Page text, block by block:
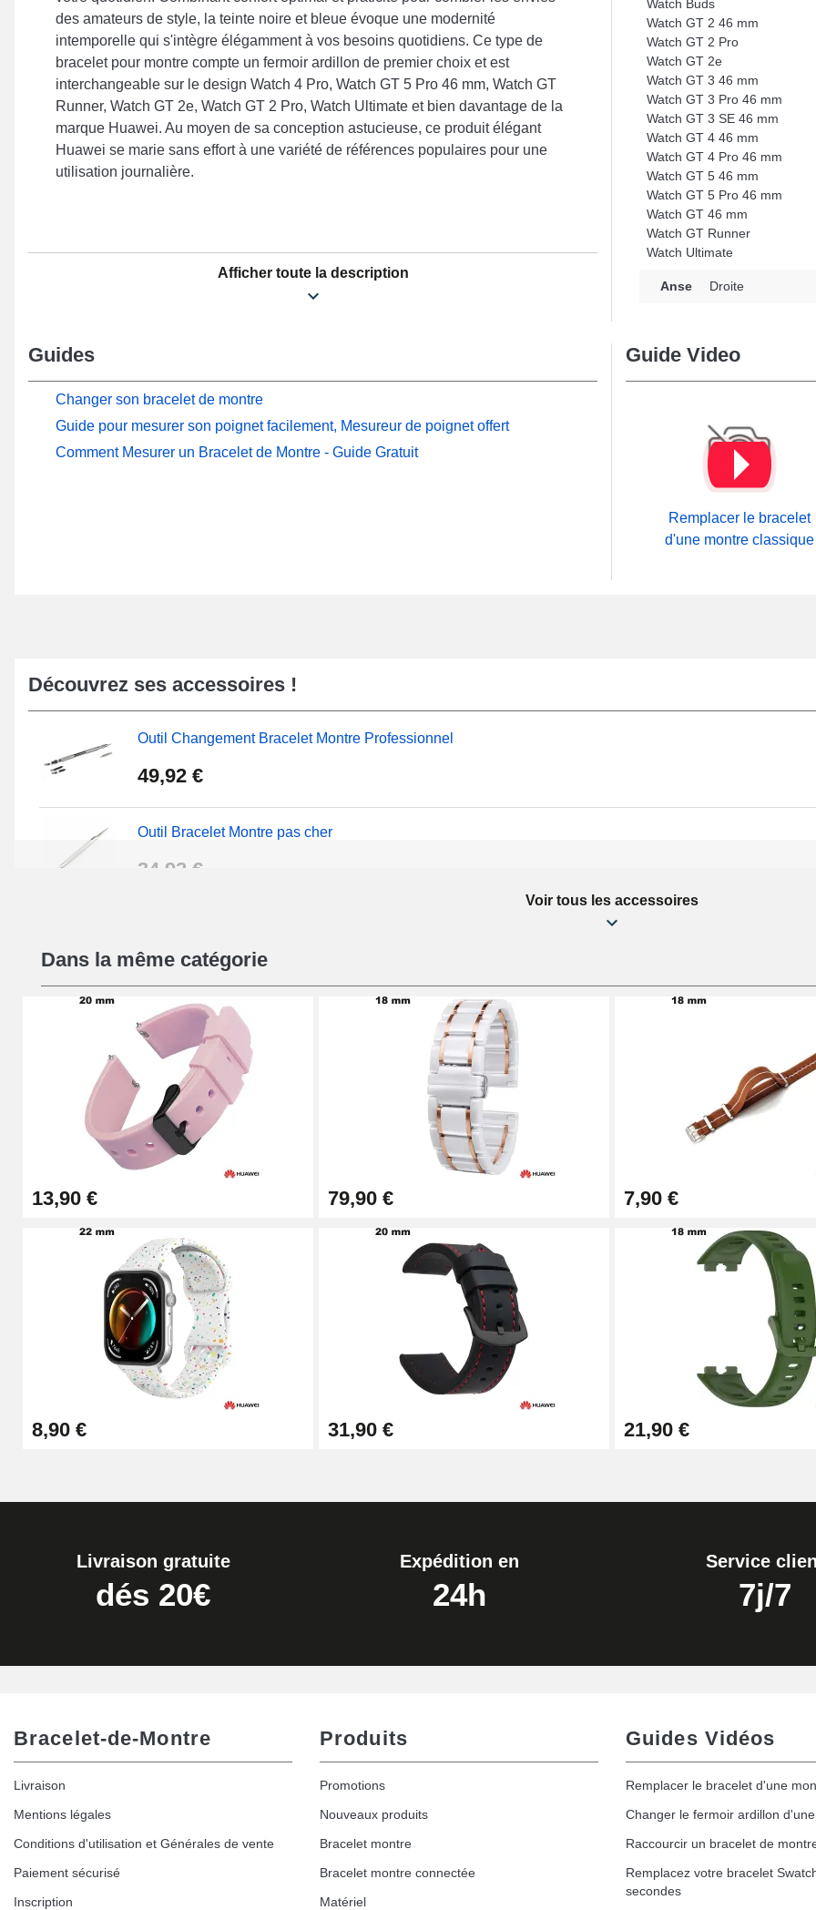
des amateurs de style, la teinte noire et bleue évoque une modernité
intemporelle qui s'intègre élégamment à vos besoins quotidiens. Ce type de
bracelet pour montre compte un fermoir ardillon de premier choix et est
interchangeable sur le design Watch 4 Pro, Watch GT 5 Pro 46 mm, Watch GT
Runner, Watch GT 2e, Watch GT 2 Pro, Watch Ultimate et bien davantage de la
marque Huawei. Au moyen de sa conception astucieuse, ce produit élégant
Huawei se marie sans effort à une variété de références populaires pour une
utilisation journalière.
Afficher toute la description
Watch Buds
Watch GT 2 46 mm
Watch GT 2 Pro
Watch GT 2e
Watch GT 3 46 mm
Watch GT 3 Pro 46 mm
Watch GT 3 SE 46 mm
Watch GT 4 46 mm
Watch GT 4 Pro 46 mm
Watch GT 5 46 mm
Watch GT 5 Pro 46 mm
Watch GT 46 mm
Watch GT Runner
Watch Ultimate
Anse Droite
Guides
Changer son bracelet de montre
Guide pour mesurer son poignet facilement, Mesureur de poignet offert
Comment Mesurer un Bracelet de Montre - Guide Gratuit
Guide Video
Remplacer le bracelet
d'une montre classique
Découvrez ses accessoires !
Outil Changement Bracelet Montre Professionnel
49,92 €
Outil Bracelet Montre pas cher
34,92 €
16,90 €
Pied à Coulisse Numérique
9,90 €
Kit Horlogerie Débutant
26,90 €
Boîte Pompe Bracelet Montre - Diamètre 1,50 mm - 8 à 25 mm
14,08 €
Boîte Pompe pour Bracelet Montre - Diamètre 1,80 mm - 8 à 25 mm
19,90 €
Extracteur de Bracelet de Montre Facile
Voir tous les accessoires
Dans la même catégorie
13,90 € 79,90 € 7,90 €
8,90 € 31,90 € 21,90 €
Livraison gratuite
dés 20€
Expédition en
24h
Service
7j/7
Bracelet-de-Montre
Livraison
Mentions légales
Conditions d'utilisation et Générales de vente
Paiement sécurisé
Inscription
Produits
Promotions
Nouveaux produits
Bracelet montre
Bracelet montre connectée
Matériel
Guides Vidéos
Remplacer le bracelet d'une
Changer le fermoir ardillon
Raccourcir un bracelet de
Remplacez votre bracelet
secondes